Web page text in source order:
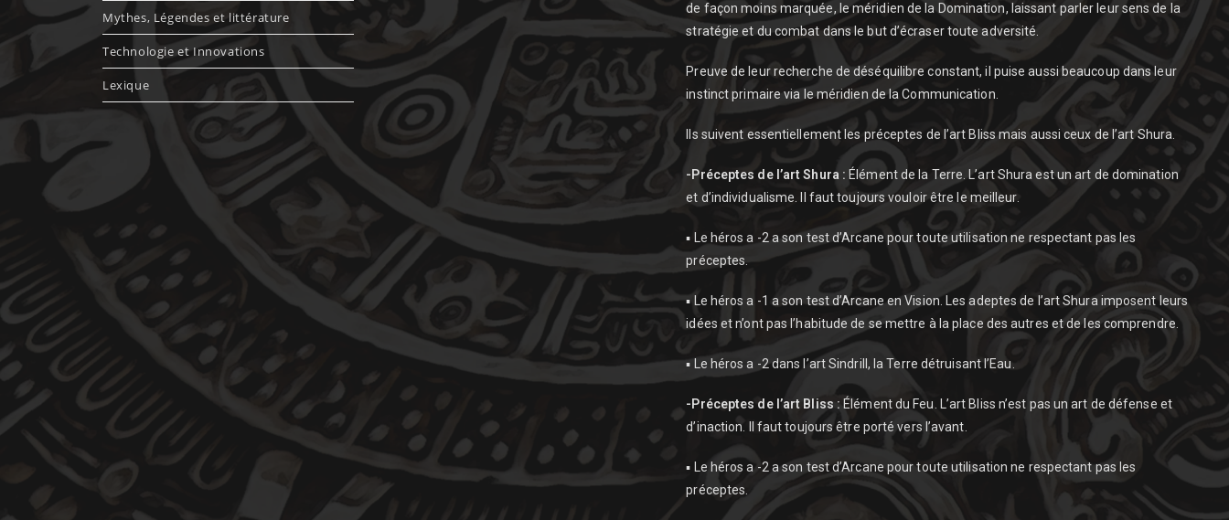
Mythes, Légendes et littérature
Technologie et Innovations
Lexique
de façon moins marquée, le méridien de la Domination, laissant parler leur sens de la
stratégie et du combat dans le but d’écraser toute adversité.
Preuve de leur recherche de déséquilibre constant, il puise aussi beaucoup dans leur
instinct primaire via le méridien de la Communication.
Ils suivent essentiellement les préceptes de l’art Bliss mais aussi ceux de l’art Shura.
-Préceptes de l’art Shura : Élément de la Terre. L’art Shura est un art de domination
et d’individualisme. Il faut toujours vouloir être le meilleur.
▪ Le héros a -2 a son test d’Arcane pour toute utilisation ne respectant pas les
préceptes.
▪ Le héros a -1 a son test d’Arcane en Vision. Les adeptes de l’art Shura imposent leurs
idées et n’ont pas l’habitude de se mettre à la place des autres et de les comprendre.
▪ Le héros a -2 dans l’art Sindrill, la Terre détruisant l’Eau.
-Préceptes de l’art Bliss : Élément du Feu. L’art Bliss n’est pas un art de défense et
d’inaction. Il faut toujours être porté vers l’avant.
▪ Le héros a -2 a son test d’Arcane pour toute utilisation ne respectant pas les
préceptes.